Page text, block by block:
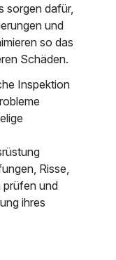
sorgen dafür,
und
so das
Schäden.
Inspektion
Risse,
prüfen und
ihres